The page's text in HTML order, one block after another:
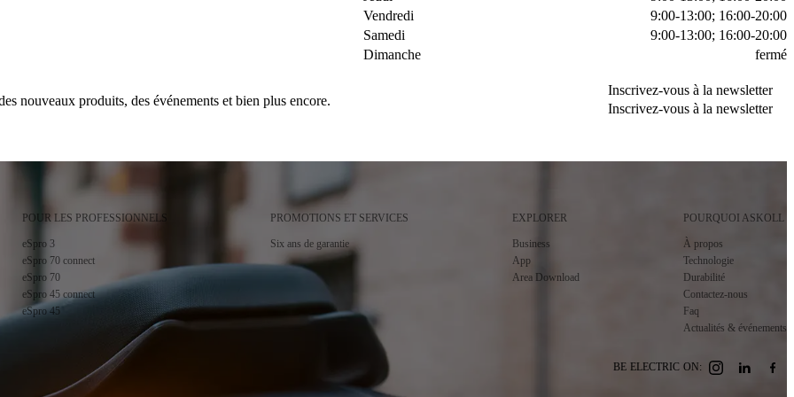
Vendredi
9:00-13:00; 16:00-20:00
Samedi
9:00-13:00; 16:00-20:00
Dimanche
fermé
nouveaux produits, des événements et bien plus encore.
Inscrivez-vous à la newsletter
Inscrivez-vous à la newsletter
de confidentialité.
POUR LES PROFESSIONNELS
eSpro 3
eSpro 70 connect
eSpro 70
eSpro 45 connect
eSpro 45
PROMOTIONS ET SERVICES
Six ans de garantie
EXPLORER
Business
App
Area Download
POURQUOI ASKOLL
À propos
Technologie
Durabilité
Contactez-nous
Faq
Actualités & événements
BE ELECTRIC ON: